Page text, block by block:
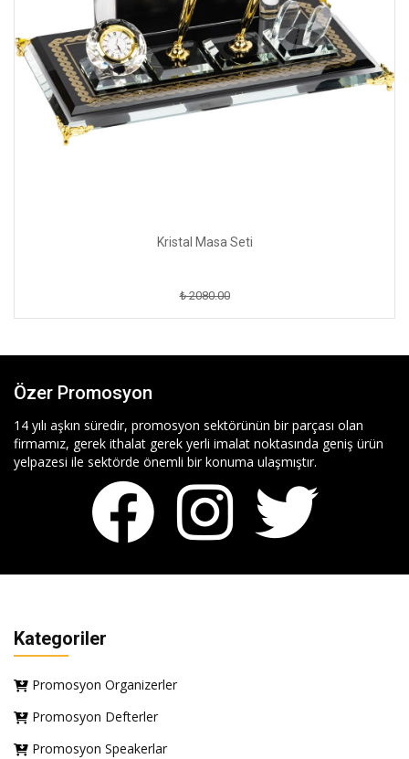
Kristal Masa Seti
₺ 2080.00
Özer Promosyon
14 yılı aşkın süredir, promosyon sektörünün bir parçası olan
firmamız, gerek ithalat gerek yerli imalat noktasında geniş ürün
yelpazesi ile sektörde önemli bir konuma ulaşmıştır.
Kategoriler
Promosyon Organizerler
Promosyon Defterler
Promosyon Speakerlar